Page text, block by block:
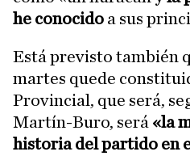
he conocido a sus
Está previsto también
martes quede
Provincial, que será,
Martín-Buro, será «la
historia del partido en